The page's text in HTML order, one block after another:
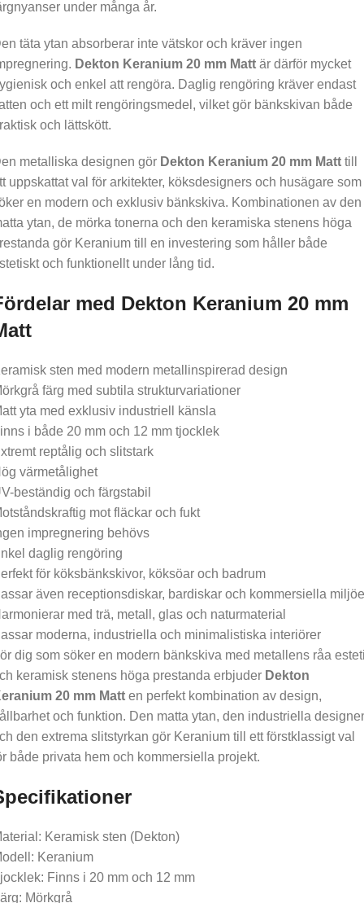
under många år.
täta ytan absorberar inte vätskor och kräver ingen
Dekton Keranium 20 mm Matt är därför mycket
och enkel att rengöra. Daglig rengöring kräver endast
och ett milt rengöringsmedel, vilket gör bänkskivan både
och lättskött.
metalliska designen gör Dekton Keranium 20 mm Matt till
uppskattat val för arkitekter, köksdesigners och husägare som
en modern och exklusiv bänkskiva. Kombinationen av den
ytan, de mörka tonerna och den keramiska stenens höga
gör Keranium till en investering som håller både
och funktionellt under lång tid.
med Dekton Keranium 20 mm
sten med modern metallinspirerad design
färg med subtila strukturvariationer
yta med exklusiv industriell känsla
i både 20 mm och 12 mm tjocklek
reptålig och slitstark
värmetålighet
beständig och färgstabil
mot fläckar och fukt
impregnering behövs
daglig rengöring
för köksbänkskivor, köksöar och badrum
även receptionsdiskar, bardiskar och kommersiella
med trä, metall, glas och naturmaterial
moderna, industriella och minimalistiska interiörer
dig som söker en modern bänkskiva med metallens råa
keramisk stenens höga prestanda erbjuder Dekton
20 mm Matt en perfekt kombination av design,
och funktion. Den matta ytan, den industriella
den extrema slitstyrkan gör Keranium till ett förstklassigt val
både privata hem och kommersiella projekt.
Keramisk sten (Dekton)
Keranium
Finns i 20 mm och 12 mm
Mörkgrå